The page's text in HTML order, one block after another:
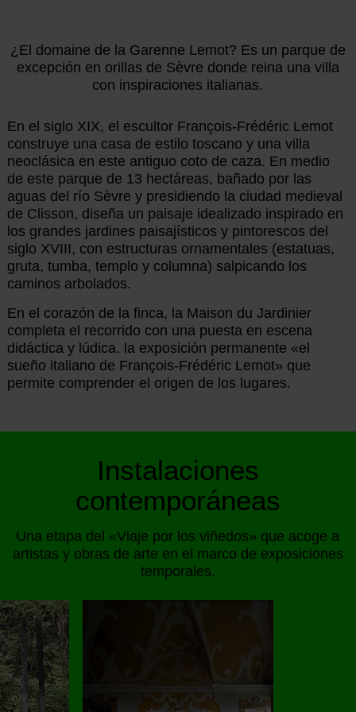
¿El domaine de la Garenne Lemot? Es un parque de
excepción en orillas de Sèvre donde reina una villa
con inspiraciones italianas.
En el siglo XIX, el escultor François-Frédéric Lemot
construye una casa de estilo toscano y una villa
neoclásica en este antiguo coto de caza. En medio
de este parque de 13 hectáreas, bañado por las
aguas del río Sèvre y presidiendo la ciudad medieval
de Clisson, diseña un paisaje idealizado inspirado en
los grandes jardines paisajísticos y pintorescos del
siglo XVIII, con estructuras ornamentales (estatuas,
gruta, tumba, templo y columna) salpicando los
caminos arbolados.
En el corazón de la finca, la Maison du Jardinier
completa el recorrido con una puesta en escena
didáctica y lúdica, la exposición permanente «el
sueño italiano de François-Frédéric Lemot» que
permite comprender el origen de los lugares.
Instalaciones
contemporáneas
Una etapa del «Viaje por los viñedos» que acoge a
artistas y obras de arte en el marco de exposiciones
temporales.